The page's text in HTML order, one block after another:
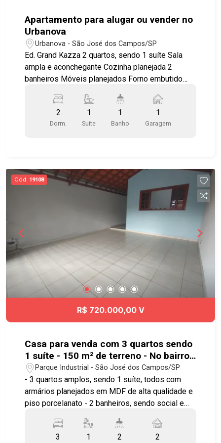
Apartamento para alugar ou vender no
Urbanova
Urbanova - São José dos Campos/SP
Ed. Grand Kazza 2 quartos, sendo 1 suíte Sala
ampla e aconchegante Cozinha planejada 2
banheiros Móveis planejados Forno embutido
Fechamento em vidro na sacada com persiana
2
Dorm.
1
Suite
1
Banho
1
Garagem
Cód. 19108
R$ 720.000,00 V
Casa para venda com 3 quartos sendo
1 suíte - 150 m² de terreno - No bairro
Parque Industrial - SJC
Parque Industrial - São José dos Campos/SP
- 3 quartos amplos, sendo 1 suíte, todos com
armários planejados em MDF de alta qualidade e
piso porcelanato - 2 banheiros, sendo social e
modernos - 2 Vagas de Garagem cobertas com
portão eletrônico de alta velocidade Imóvel
3 1 2 2